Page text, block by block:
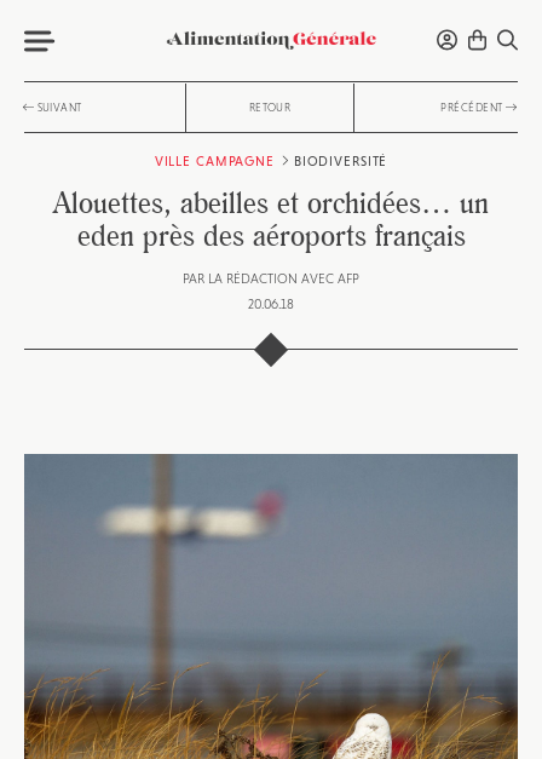
SUIVANT RETOUR PRÉCÉDENT
VILLE CAMPAGNE BIODIVERSITÉ
Alouettes, abeilles et orchidées… un
eden près des aéroports français
PAR LA RÉDACTION AVEC AFP
20.06.18